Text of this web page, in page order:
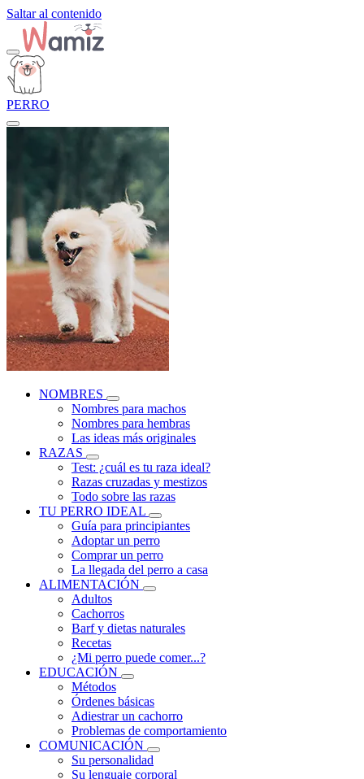
Saltar al contenido
PERRO
NOMBRES
Nombres para machos
Nombres para hembras
Las ideas más originales
RAZAS
Test: ¿cuál es tu raza ideal?
Razas cruzadas y mestizos
Todo sobre las razas
TU PERRO IDEAL
Guía para principiantes
Adoptar un perro
Comprar un perro
La llegada del perro a casa
ALIMENTACIÓN
Adultos
Cachorros
Barf y dietas naturales
Recetas
¿Mi perro puede comer...?
EDUCACIÓN
Métodos
Órdenes básicas
Adiestrar un cachorro
Problemas de comportamiento
COMUNICACIÓN
Su personalidad
Su lenguaje corporal